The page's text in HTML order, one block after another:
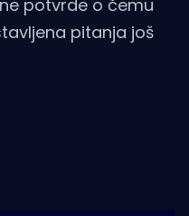
potvrde o čemu
pitanja još